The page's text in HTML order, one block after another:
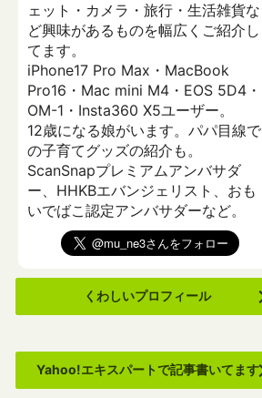
ェット・カメラ・旅行・生活雑貨な
ど興味があるものを幅広くご紹介し
てます。
iPhone17 Pro Max・MacBook
Pro16・Mac mini M4・EOS 5D4・
OM-1・Insta360 X5ユーザー。
12歳になる娘がいます。パパ目線で
の子育てグッズの紹介も。
ScanSnapプレミアムアンバサダ
ー、HHKBエバンジェリスト、おも
いでばこ認定アンバサダーなど。
くわしいプロフィール
Yahoo!エキスパートで記事書いてます